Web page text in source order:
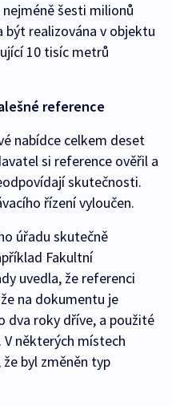
šesti milionů
být realizována v objektu
10 tisíc metrů
reference
nabídce celkem deset
si reference ověřil a
skutečnosti.
řízení vyloučen.
úřadu skutečně
Fakultní
uvedla, že referenci
na dokumentu je
dva roky dříve, a použité
některých místech
byl změněn typ